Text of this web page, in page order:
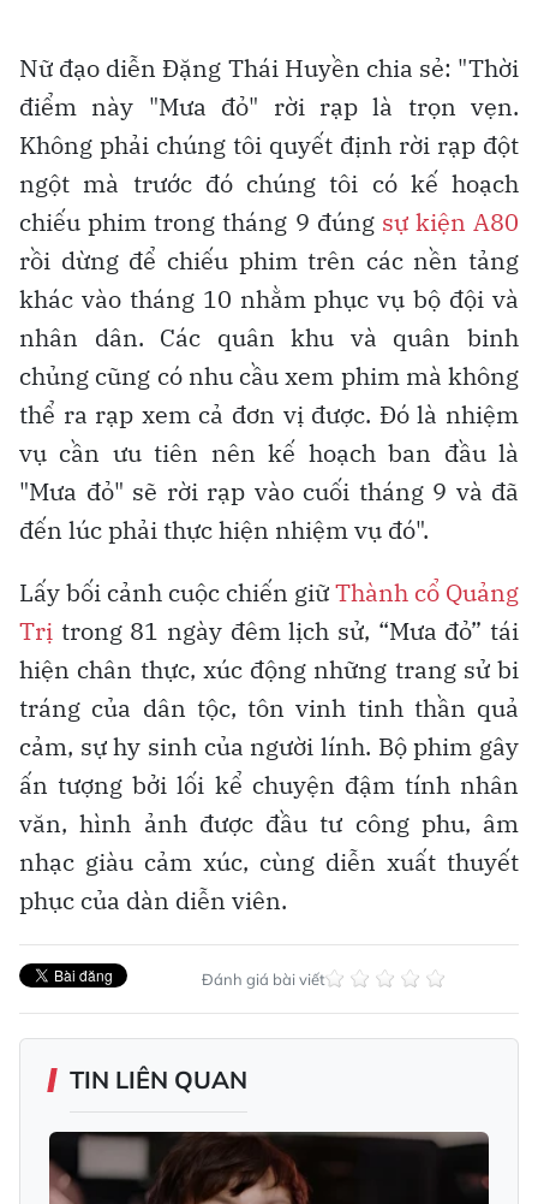
Nữ đạo diễn Đặng Thái Huyền chia sẻ: "Thời
điểm này "Mưa đỏ" rời rạp là trọn vẹn.
Không phải chúng tôi quyết định rời rạp đột
ngột mà trước đó chúng tôi có kế hoạch
chiếu phim trong tháng 9 đúng sự kiện A80
rồi dừng để chiếu phim trên các nền tảng
khác vào tháng 10 nhằm phục vụ bộ đội và
nhân dân. Các quân khu và quân binh
chủng cũng có nhu cầu xem phim mà không
thể ra rạp xem cả đơn vị được. Đó là nhiệm
vụ cần ưu tiên nên kế hoạch ban đầu là
"Mưa đỏ" sẽ rời rạp vào cuối tháng 9 và đã
đến lúc phải thực hiện nhiệm vụ đó".
Lấy bối cảnh cuộc chiến giữThành cổ Quảng
Trị trong 81 ngày đêm lịch sử, “Mưa đỏ” tái
hiện chân thực, xúc động những trang sử bi
tráng của dân tộc, tôn vinh tinh thần quả
cảm, sự hy sinh của người lính. Bộ phim gây
ấn tượng bởi lối kể chuyện đậm tính nhân
văn, hình ảnh được đầu tư công phu, âm
nhạc giàu cảm xúc, cùng diễn xuất thuyết
phục của dàn diễn viên.
Đánh giá bài viết
TIN LIÊN QUAN